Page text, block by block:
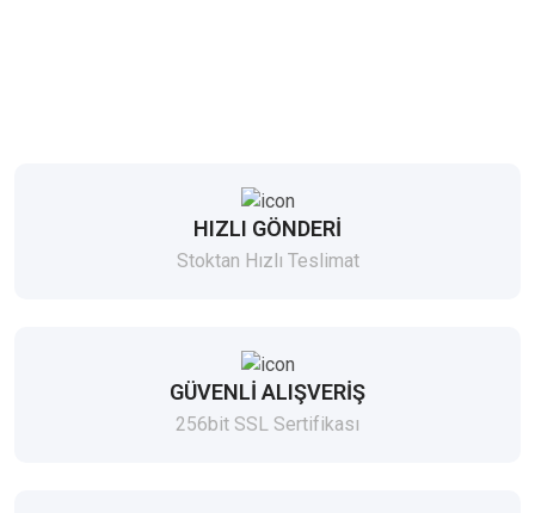
HIZLI GÖNDERİ
Stoktan Hızlı Teslimat
GÜVENLİ ALIŞVERİŞ
256bit SSL Sertifikası